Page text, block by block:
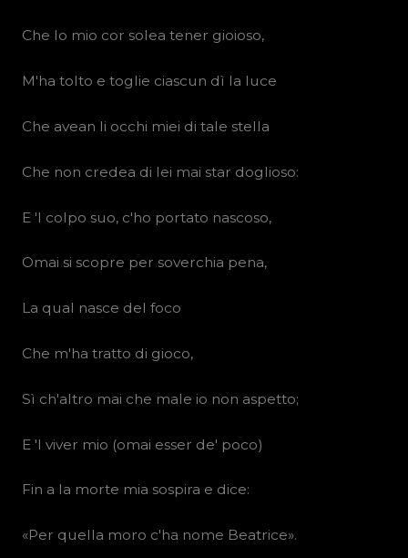
Che lo mio cor solea tener gioioso,
M'ha tolto e toglie ciascun dì la luce
Che avean li occhi miei di tale stella
Che non credea di lei mai star doglioso:
E 'l colpo suo, c'ho portato nascoso,
Omai si scopre per soverchia pena,
La qual nasce del foco
Che m'ha tratto di gioco,
Sì ch'altro mai che male io non aspetto;
E 'l viver mio (omai esser de' poco)
Fin a la morte mia sospira e dice:
«Per quella moro c'ha nome Beatrice».